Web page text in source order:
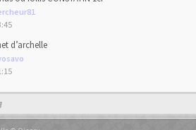
d’archelle